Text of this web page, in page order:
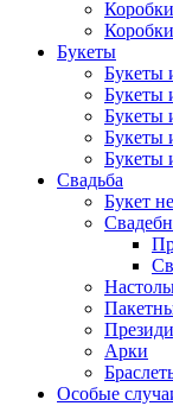
Букеты
Букеты
Букеты
Букеты
Букеты
Букеты
Свадьба
Букет
Арки
Особые